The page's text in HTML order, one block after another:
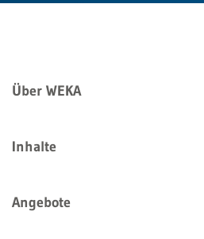
Über WEKA
Inhalte
Angebote